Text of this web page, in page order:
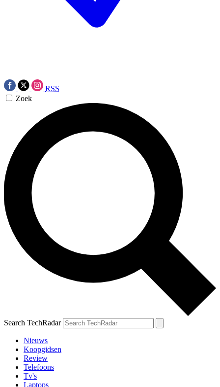
RSS
Zoek
Search TechRadar
Nieuws
Koopgidsen
Review
Telefoons
Tv's
Laptops